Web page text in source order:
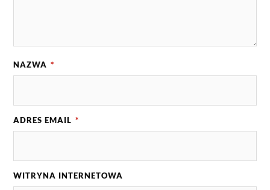
NAZWA *
ADRES EMAIL *
WITRYNA INTERNETOWA